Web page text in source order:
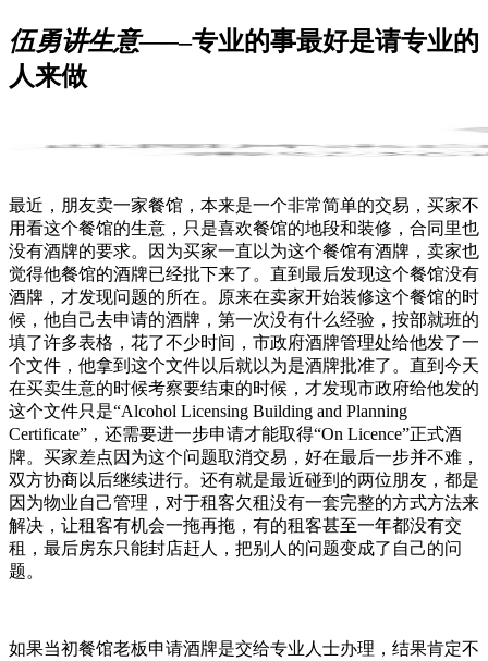
伍勇讲生意—––专业的事最好是请专业的
人来做
最近，朋友卖一家餐馆，本来是一个非常简单的交易，买家不
用看这个餐馆的生意，只是喜欢餐馆的地段和装修，合同里也
没有酒牌的要求。因为买家一直以为这个餐馆有酒牌，卖家也
觉得他餐馆的酒牌已经批下来了。直到最后发现这个餐馆没有
酒牌，才发现问题的所在。
原来在卖家开始装修这个餐馆的时
候，他自己去申请的酒牌，第一次没有什么经验，按部就班的
填了许多表格，花了不少时间，市政府酒牌管理处给他发了一
个文件，他拿到这个文件以后就以为是酒牌批准了。直到今天
在买卖生意的时候考察要结束的时候，才发现市政府给他发的
这个文件只是“Alcohol Licensing Building and Planning
Certificate”，还需要进一步申请才能取得“On Licence”正式酒
牌。买家差点因为这个问题取消交易，好在最后一步并不难，
双方协商以后继续进行。 还有就是最近碰到的两位朋友，都是
因为物业自己管理，对于租客欠租没有一套完整的方式方法来
解决，让租客有机会一拖再拖，有的租客甚至一年都没有交
租，最后房东只能封店赶人，把别人的问题变成了自己的问
题。
如果当初餐馆老板申请酒牌是交给专业人士办理，结果肯定不